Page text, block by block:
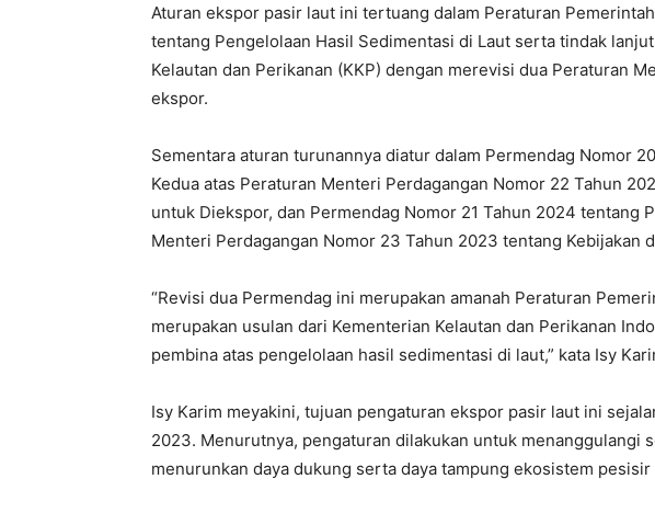
Aturan ekspor pasir laut ini tertuang dalam Peraturan
tentang Pengelolaan Hasil Sedimentasi di Laut serta tindak
Kelautan dan Perikanan (KKP) dengan merevisi dua Peraturan
ekspor.
Sementara aturan turunannya diatur dalam Permendag Nomor
Kedua atas Peraturan Menteri Perdagangan Nomor 22 Tahun
untuk Diekspor, dan Permendag Nomor 21 Tahun 2024 tentang
Menteri Perdagangan Nomor 23 Tahun 2023 tentang Kebijakan
“Revisi dua Permendag ini merupakan amanah Peraturan
merupakan usulan dari Kementerian Kelautan dan Perikanan
pembina atas pengelolaan hasil sedimentasi di laut,” kata Isy
Isy Karim meyakini, tujuan pengaturan ekspor pasir laut ini
2023. Menurutnya, pengaturan dilakukan untuk menanggulangi
menurunkan daya dukung serta daya tampung ekosistem